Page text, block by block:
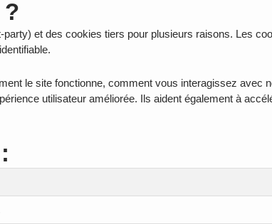
et des cookies tiers pour plusieurs raisons. Les
le site fonctionne, comment vous interagissez avec
utilisateur améliorée. Ils aident également à